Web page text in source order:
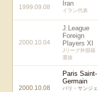
1999.09.08 Iran
イラン代表
2000.10.04
J.League
Foreign
Players XI
Jリーグ外国籍
選抜
2000.10.08
Paris Saint-
Germain
パリ・サンジェ